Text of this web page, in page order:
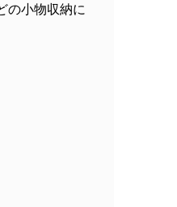
の小物収納に